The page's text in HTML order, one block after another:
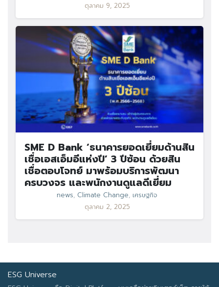
ตุลาคม 9, 2025
SME D Bank ‘ธนาคารยอดเยี่ยมด้านสิน
เชื่อเอสเอ็มอีแห่งปี’ 3 ปีซ้อน ด้วยสิน
เชื่อตอบโจทย์ มาพร้อมบริการพัฒนา
ครบวงจร และพนักงานดูแลดีเยี่ยม
news, Climate Change, เศรษฐกิจ
ตุลาคม 2, 2025
ESG Universe